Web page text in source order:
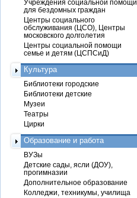
Учреждения социальной помощи
для бездомных граждан
Центры социального
обслуживания (ЦСО), Центры
московского долголетия
Центры социальной помощи
семье и детям (ЦСПСиД)
Культура
Библиотеки городские
Библиотеки детские
Музеи
Театры
Цирки
Образование и работа
ВУЗы
Детские сады, ясли (ДОУ),
прогимназии
Дополнительное образование
Колледжи, техникумы, училища